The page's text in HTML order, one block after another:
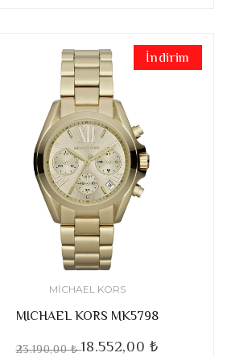
İndirim
MICHAEL KORS
MICHAEL KORS MK5798
23.190,00 ₺18.552,00 ₺